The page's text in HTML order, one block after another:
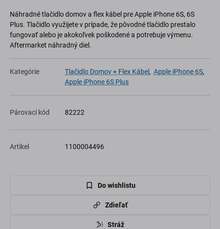
Náhradné tlačidlo domov a flex kábel pre Apple iPhone 6S, 6S
Plus. Tlačidlo využijete v prípade, že pôvodné tlačidlo prestalo
fungovať alebo je akokoľvek poškodené a potrebuje výmenu.
Aftermarket náhradný diel.
Kategórie Tlačidlo Domov + Flex Kábel, Apple iPhone 6S,
Apple iPhone 6S Plus
Párovací kód 82222
Artikel 1100004496
Do wishlistu
Zdieľať
Stráž